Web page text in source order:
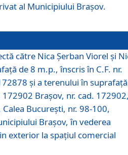
al Municipiului Brașov.
către Nica Șerban Viorel și
de 8 m.p., înscris în C.F. nr.
și a terenului în
Brașov, nr. cad.
București, nr. 98-100,
Brașov, în vederea
exterior la spațiul comercial